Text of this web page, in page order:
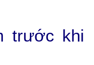
trước khi